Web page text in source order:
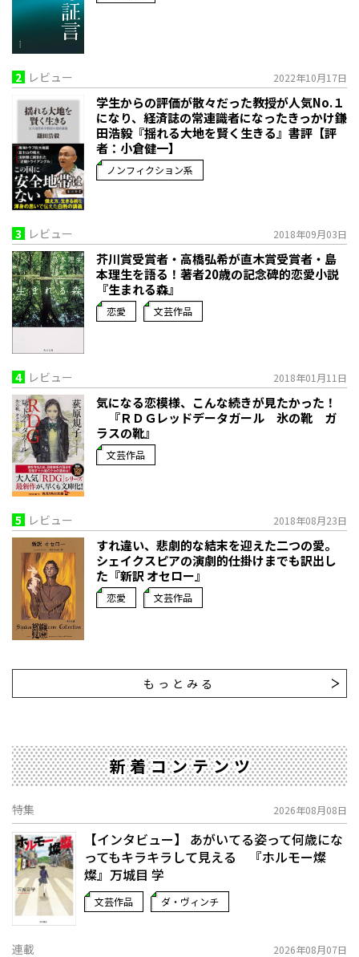
2 レビュー 2022年10月17日
学生からの評価が散々だった教授が人気No.１
になり、経済誌の常連識者になったきっかけ――鎌
田浩毅『揺れる大地を賢く生きる』書評【評
者：小倉健一】
ノンフィクション系
3 レビュー 2018年09月03日
芥川賞受賞者・高橋弘希が直木賞受賞者・島
本理生を語る！著者20歳の記念碑的恋愛小説
『生まれる森』
恋愛 文芸作品
4 レビュー 2018年01月11日
気になる恋模様、こんな続きが見たかった！
『ＲＤＧレッドデータガール 氷の靴 ガ
ラスの靴』
文芸作品
5 レビュー 2018年08月23日
すれ違い、悲劇的な結末を迎えた二つの愛。
シェイクスピアの演劇的仕掛けまでも訳出し
た『新訳 オセロー』
恋愛 文芸作品
もっとみる
新着コンテンツ
特集 2026年08月08日
【インタビュー】 あがいてる姿って何歳にな
ってもキラキラして見える 『ホルモー燦
燦』万城目 学
文芸作品 ダ・ヴィンチ
連載 2026年08月07日